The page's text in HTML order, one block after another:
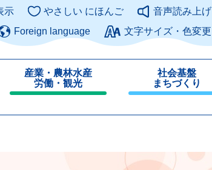
このページの本文へ
示 やさしい にほんご
音声読み上げ
Foreign language
文字サイズ・色変更
産業・農林水産
労働・観光
じ
社会基盤
まちづくり
じ